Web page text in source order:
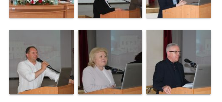
intensivă
reanimare
Laborator
Transparență